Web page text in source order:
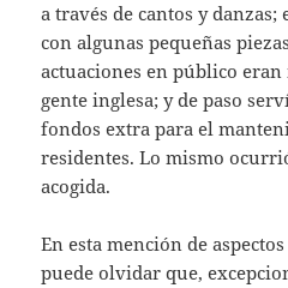
a través de cantos y
con algunas pequeñas
actuaciones en público
gente inglesa; y de paso
fondos extra para el
residentes. Lo mismo
acogida.
En esta mención de
puede olvidar que,